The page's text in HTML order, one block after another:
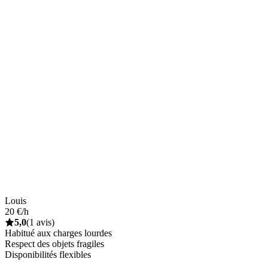
Louis
20 €/h
5,0(1 avis)
Habitué aux charges lourdes
Respect des objets fragiles
Disponibilités flexibles